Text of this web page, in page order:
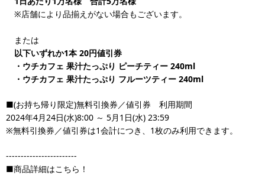
※店舗により品揃えがない場合もございます。
または
以下いずれか1本 20円値引券
・ウチカフェ 果汁たっぷり ピーチティー 240ml
・ウチカフェ 果汁たっぷり フルーツティー 240ml
■(お持ち帰り限定)無料引換券／値引券 利用期間
2024年4月24日(水)8:00 ～ 5月1日(水) 23:59
※無料引換券／値引券は1会計につき、1枚のみ利用できます。
------------------------
■商品詳細はこちら！